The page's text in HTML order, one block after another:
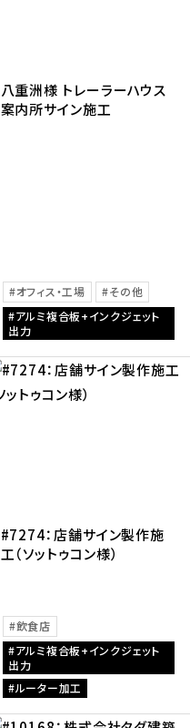
八重洲様 トレーラーハウス
案内所サイン施工
オフィス・工場
その他
アルミ複合板+インクジェット
出力
#7274：店舗サイン製作施
工（ソットゥコン様）
飲食店
アルミ複合板+インクジェット
出力
ルーター加工